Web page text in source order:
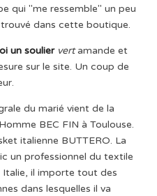
qui "me ressemble" un peu
dans cette boutique.
un soulier vertamande et
sur le site. Un coup de
du marié vient de la
BEC FIN à Toulouse.
italienne BUTTERO. La
un professionnel du textile
Italie, il importe tout des
dans lesquelles il va